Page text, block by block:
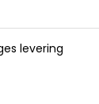
levering